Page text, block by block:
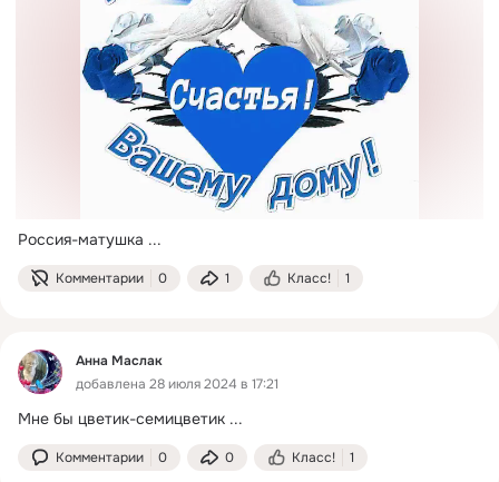
Россия-матушка ...
Комментарии 0 1 Класс! 1
Анна Маслак
добавлена 28 июля 2024 в 17:21
Мне бы цветик-семицветик ...
Комментарии 0 0 Класс! 1